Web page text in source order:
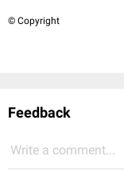
© Copyright
Feedback
Write a comment...